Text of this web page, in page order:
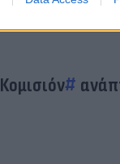
Κομισιόν